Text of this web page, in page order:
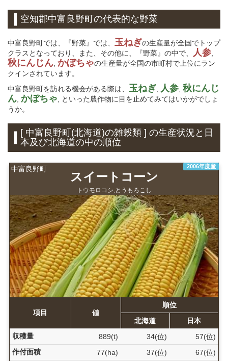
空知郡中富良野町の代表的な野菜
中富良野町では、『野菜』では、 玉ねぎの生産量が全国でトップ
クラスとなっており、また、その他に、『野菜』の中で、
人参
秋にんじん かぼちゃの生産量が全国の市町村で上位にラン
クインされています。
中富良野町を訪れる機会がある際は、 玉ねぎ 人参 秋にんじ
ん かぼちゃ , といった農作物に目を止めてみてはいかがでしょ
うか。
[ 中富良野町(北海道)の雑穀類 ] の生産状況と日
本及び北海道の中の順位
中富良野町 2006年度産
スイートコーン
トウモロコシ,とうもろこし
項目 値
順位
北海道
日本
収穫量
889(t) 34(位)
57(位)
作付面積
77(ha) 37(位)
67(位)